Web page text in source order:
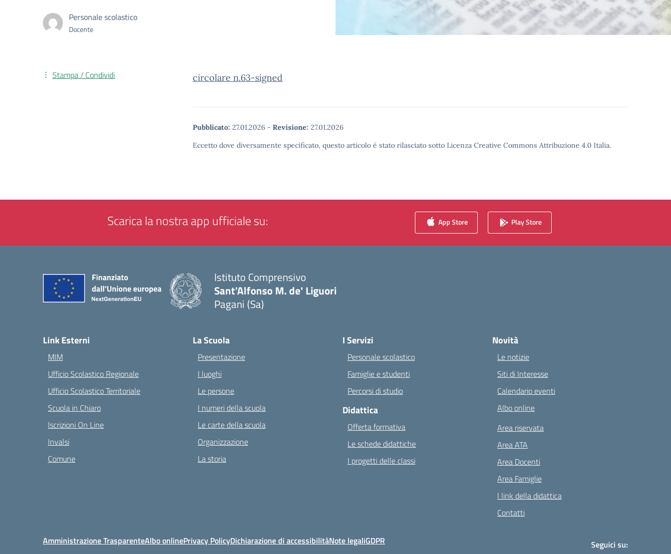
Personale scolastico
Docente
circolare n.63-signed
Pubblicato: 27.01.2026 - Revisione: 27.01.2026
Eccetto dove diversamente specificato, questo articolo è stato rilasciato sotto Licenza Creative Commons Attribuzione 4.0 Italia.
Stampa / Condividi
Scarica la nostra app ufficiale su: App Store Play Store
Istituto Comprensivo
Sant'Alfonso M. de' Liguori
Pagani (Sa)
Link Esterni
MIM
Ufficio Scolastico Regionale
Ufficio Scolastico Territoriale
Scuola in Chiaro
Iscrizioni On Line
Invalsi
Comune
La Scuola
Presentazione
I luoghi
Le persone
I numeri della scuola
Le carte della scuola
Organizzazione
La storia
I Servizi
Personale scolastico
Famiglie e studenti
Percorsi di studio
Didattica
Offerta formativa
Le schede didattiche
I progetti delle classi
Novità
Le notizie
Siti di Interesse
Calendario eventi
Albo online
Area riservata
Area ATA
Area Docenti
Area Famiglie
I link della didattica
Contatti
Amministrazione TrasparenteAlbo onlinePrivacy PolicyDichiarazione di accessibilitàNote legaliGDPR Seguici su: